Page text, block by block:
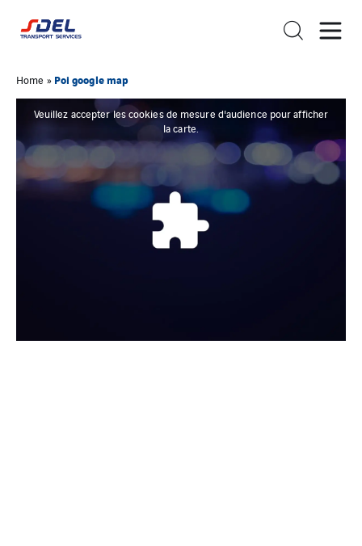
Home » Poi google map
Veuillez accepter les cookies de mesure d'audience pour afficher
la carte.